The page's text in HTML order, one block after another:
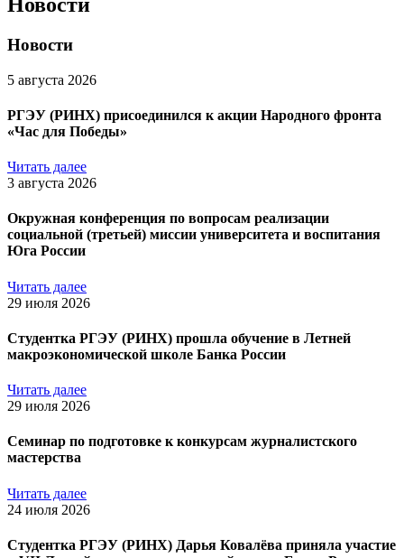
Новости
5 августа 2026
РГЭУ (РИНХ) присоединился к акции Народного фронта
«Час для Победы»
Читать далее
3 августа 2026
Окружная конференция по вопросам реализации
социальной (третьей) миссии университета и воспитания
Юга России
Читать далее
29 июля 2026
Студентка РГЭУ (РИНХ) прошла обучение в Летней
макроэкономической школе Банка России
Читать далее
29 июля 2026
Семинар по подготовке к конкурсам журналистского
мастерства
Читать далее
24 июля 2026
Студентка РГЭУ (РИНХ) Дарья Ковалёва приняла участие